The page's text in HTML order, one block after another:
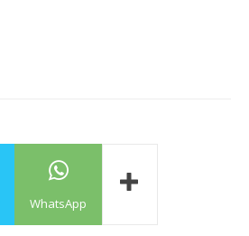
WhatsApp